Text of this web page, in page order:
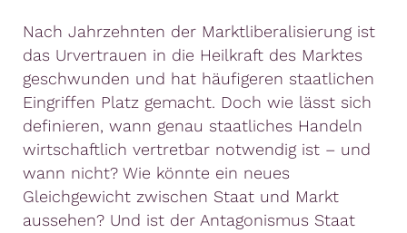
Nach Jahrzehnten der Marktliberalisierung ist
das Urvertrauen in die Heilkraft des Marktes
geschwunden und hat häufigeren staatlichen
Eingriffen Platz gemacht. Doch wie lässt sich
definieren, wann genau staatliches Handeln
wirtschaftlich vertretbar notwendig ist – und
wann nicht? Wie könnte ein neues
Gleichgewicht zwischen Staat und Markt
aussehen? Und ist der Antagonismus Staat